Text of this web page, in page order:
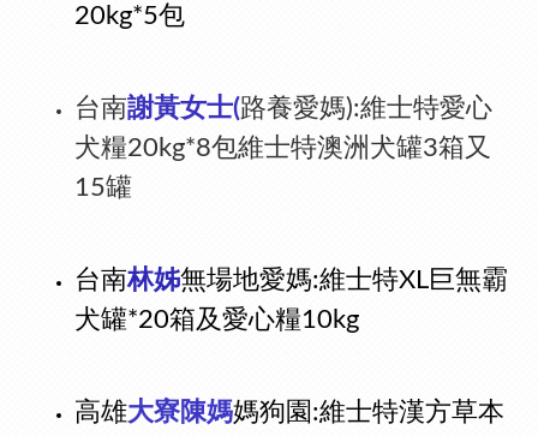
20kg*5包
台南謝黃女士(路養愛媽):維士特愛心
犬糧20kg*8包維士特澳洲犬罐3箱又
15罐
台南林姊無場地愛媽:維士特XL巨無霸
犬罐*20箱及愛心糧10kg
高雄大寮陳媽媽狗園:維士特漢方草本